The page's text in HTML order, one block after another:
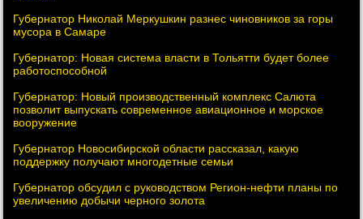
Губернатор Николай Меркушкин разнес чиновников за горы
мусора в Самаре
Губернатор: Новая система власти в Тольятти будет более
работоспособной
Губернатор: Новый производственный комплекс Салюта
позволит выпускать современное авиационное и морское
вооружение
Губернатор Новосибирской области рассказал, какую
поддержку получают многодетные семьи
Губернатор обсудил с руководством Регион-нефти планы по
увеличению добычи черного золота